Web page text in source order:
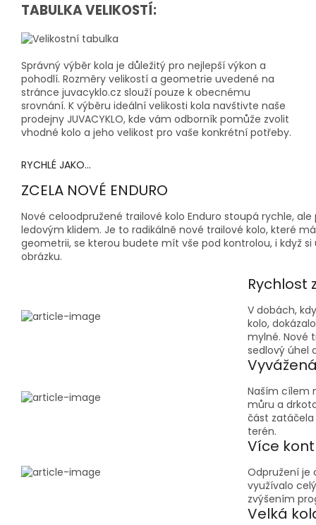
TABULKA VELIKOSTÍ:
Správný výběr kola je důležitý pro nejlepší výkon a
pohodlí. Rozměry velikostí a geometrie uvedené na
stránce juvacyklo.cz slouží pouze k obecnému
srovnání. K výběru ideální velikosti kola navštivte naše
prodejny JUVACYKLO, kde vám odborník pomůže zvolit
vhodné kolo a jeho velikost pro vaše konkrétní potřeby.
RYCHLÉ JAKO...
ZCELA NOVÉ ENDURO
Nové celoodpružené trailové kolo Enduro stoupá rychle,
ledovým klidem. Je to radikálně nové trailové kolo, které
geometrii, se kterou budete mít vše pod kontrolou, i když
obrázku.
Rychlost
V dobách,
kolo,
mylné. Nové
sedlový úhel
Naším cílem
můru a
část zatáčela
terén.
Více
Odpružení je
využívalo
zvýšením
Velká